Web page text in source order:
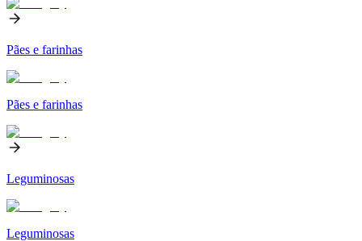
Pães e farinhas
Pães e farinhas
Leguminosas
Leguminosas